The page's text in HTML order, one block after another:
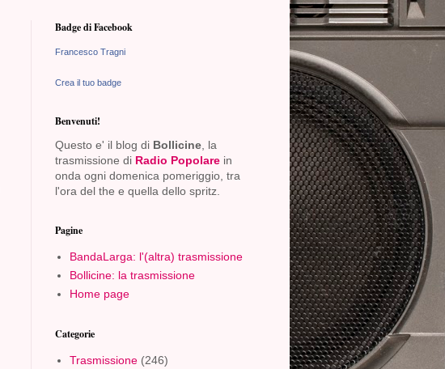
Badge di Facebook
Francesco Tragni
Crea il tuo badge
Benvenuti!
Questo e' il blog di Bollicine , la
trasmissione di Radio Popolare in
onda ogni domenica pomeriggio, tra
l'ora del the e quella dello spritz.
Pagine
BandaLarga: l'(altra) trasmissione
Bollicine: la trasmissione
Home page
Categorie
Trasmissione (246)